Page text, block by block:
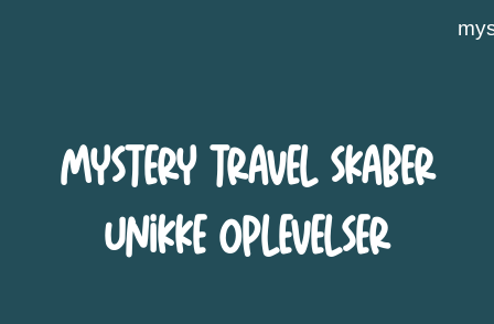
Mystery Travel skaber
unikke oplevelser